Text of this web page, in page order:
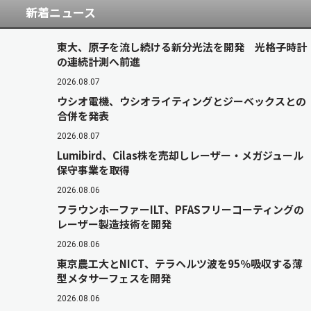
新着ニュース
東大、原子を流し続ける新分光法を開発 光格子時計
の連続計測へ前進
2026.08.07
ウシオ電機、ウシオライティングとジーベックスとの
合併を発表
2026.08.07
Lumibird、Cilas株を売却しレーザー・メガジュール
保守事業を取得
2026.08.06
フラウンホーファーILT、PFASフリーコーティングの
レーザー製造技術を開発
2026.08.06
東京農工大とNICT、テラヘルツ波を95％吸収する薄
型メタサーフェスを開発
2026.08.06